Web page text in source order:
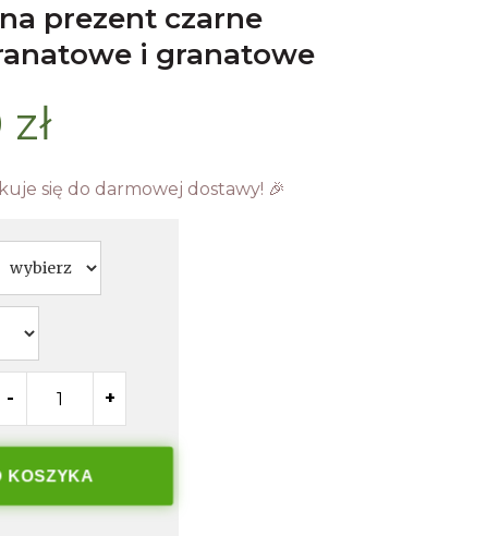
prezent czarne
i granatowe
się do darmowej dostawy! 🎉
- +
KOSZYKA